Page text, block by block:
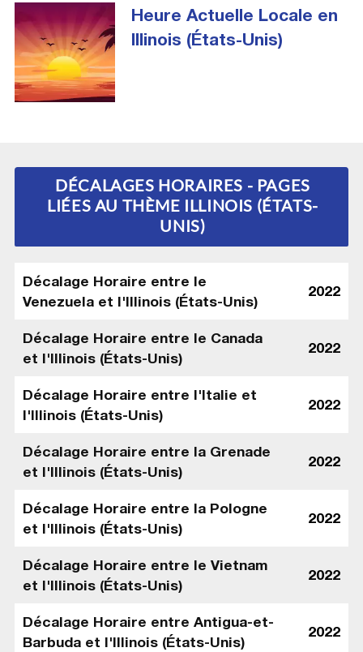
Heure Actuelle Locale en
Illinois (États-Unis)
DÉCALAGES HORAIRES - PAGES
LIÉES AU THÈME ILLINOIS (ÉTATS-
UNIS)
Décalage Horaire entre le
Venezuela et l'Illinois (États-Unis)
2022
Décalage Horaire entre le Canada
et l'Illinois (États-Unis)
2022
Décalage Horaire entre l'Italie et
l'Illinois (États-Unis)
2022
Décalage Horaire entre la Grenade
et l'Illinois (États-Unis)
2022
Décalage Horaire entre la Pologne
et l'Illinois (États-Unis)
2022
Décalage Horaire entre le Vietnam
et l'Illinois (États-Unis)
2022
Décalage Horaire entre Antigua-et-
Barbuda et l'Illinois (États-Unis)
2022